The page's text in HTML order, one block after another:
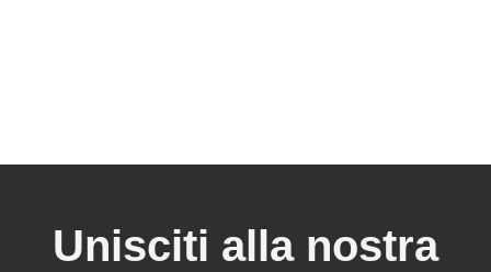
Unisciti alla nostra